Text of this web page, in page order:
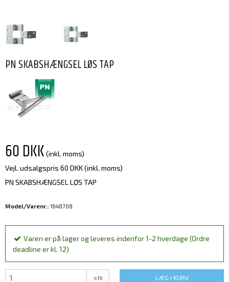
PN SKABSHÆNGSEL LØS TAP
60 DKK (inkl. moms)
Vejl. udsalgspris 60 DKK(inkl. moms)
PN SKABSHÆNGSEL LØS TAP
Model/Varenr.: 1648708
Varen er på lager og leveres indenfor 1-2 hverdage (Ordre
deadline er kl. 12)
stk LÆG I KURV